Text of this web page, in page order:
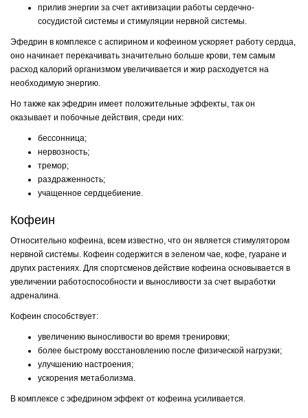
прилив энергии за счет активизации работы сердечно-
сосудистой системы и стимуляции нервной системы.
Эфедрин в комплексе с аспирином и кофеином ускоряет работу сердца,
оно начинает перекачивать значительно больше крови, тем самым
расход калорий организмом увеличивается и жир расходуется на
необходимую энергию.
Но также как эфедрин имеет положительные эффекты, так он
оказывает и побочные действия, среди них:
бессонница;
нервозность;
тремор;
раздраженность;
учащенное сердцебиение.
Кофеин
Относительно кофеина, всем известно, что он является стимулятором
нервной системы. Кофеин содержится в зеленом чае, кофе, гуаране и
других растениях. Для спортсменов действие кофеина основывается в
увеличении работоспособности и выносливости за счет выработки
адреналина.
Кофеин способствует:
увеличению выносливости во время тренировки;
более быстрому восстановлению после физической нагрузки;
улучшению настроения;
ускорения метаболизма.
В комплексе с эфедрином эффект от кофеина усиливается.